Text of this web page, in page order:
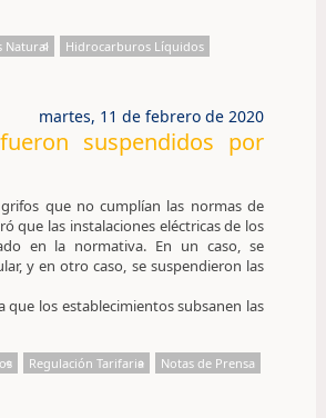
Natural Hidrocarburos Líquidos
suspendidos por
martes, 11 de febrero de 2020
que no cumplían las normas de
que las instalaciones eléctricas de los
en la normativa. En un caso, se
y en otro caso, se suspendieron las
que los establecimientos subsanen las
Regulación Tarifaria Notas de Prensa